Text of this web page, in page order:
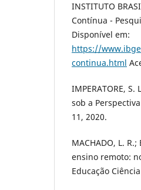
INSTITUTO
Contínua -
Disponível em:
https://
continua.html
IMPERATORE,
sob a
11, 2020.
MACHADO, L.
ensino remoto:
Educação